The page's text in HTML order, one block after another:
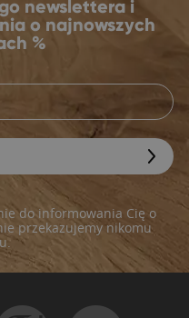
newslettera i
o najnowszych
%
do informowania Cię o
przekazujemy nikomu